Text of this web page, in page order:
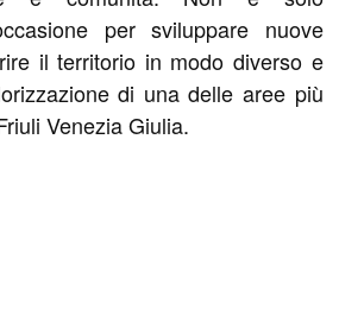
per sviluppare nuove
il territorio in modo diverso e
di una delle aree più
Venezia Giulia.